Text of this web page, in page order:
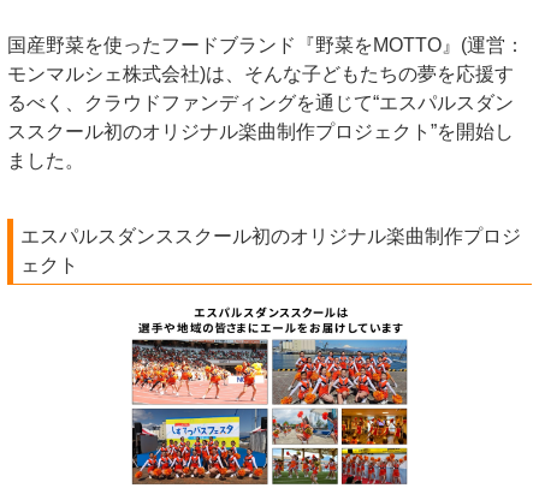
国産野菜を使ったフードブランド『野菜をMOTTO』(運営：
モンマルシェ株式会社)は、そんな子どもたちの夢を応援す
るべく、クラウドファンディングを通じて“エスパルスダン
ススクール初のオリジナル楽曲制作プロジェクト”を開始し
ました。
エスパルスダンススクール初のオリジナル楽曲制作プロジ
ェクト